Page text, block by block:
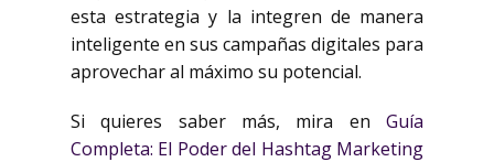
esta estrategia y la integren de manera
inteligente en sus campañas digitales para
aprovechar al máximo su potencial.
Si quieres saber más, mira en Guía
Completa: El Poder del Hashtag Marketing